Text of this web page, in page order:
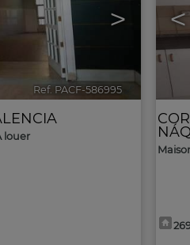
>
Ref. PACF-586995
louer
<